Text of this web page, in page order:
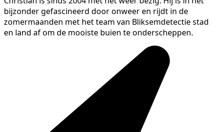
bijzonder gefascineerd door onweer en rijdt in de
zomermaanden met het team van Bliksemdetectie stad
en land af om de mooiste buien te onderscheppen.